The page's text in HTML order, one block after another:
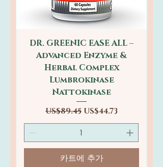
DR. GREENIC EASE ALL –
Advanced Enzyme &
Herbal Complex
Lumbrokinase
Nattokinase
일반가
US$89.45 할인가
US$44.73
카트에 추가